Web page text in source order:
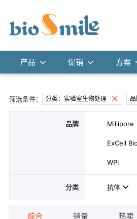
产品 促销 方案
筛选条件： 分类：实验室生物处理
品牌 Millipore
ExCell Bio
WPI
分类 抗体
综合 销量 热卖